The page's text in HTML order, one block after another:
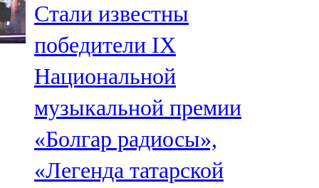
Стали известны
победители IX
Национальной
музыкальной премии
«Болгар радиосы»,
«Легенда татарской